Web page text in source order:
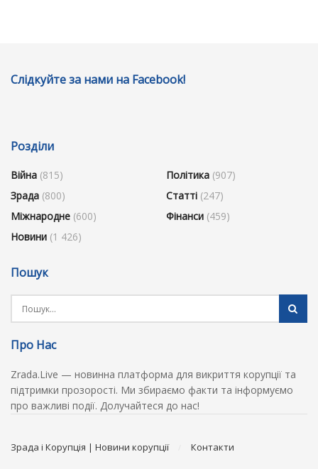
Слідкуйте за нами на Facebook!
Розділи
Війна (815)
Зрада (800)
Міжнародне (600)
Новини (1 426)
Політика (907)
Статті (247)
Фінанси (459)
Пошук
Про Нас
Zrada.Live — новинна платформа для викриття корупції та
підтримки прозорості. Ми збираємо факти та інформуємо
про важливі події. Долучайтеся до нас!
Зрада і Корупція | Новини корупції Контакти